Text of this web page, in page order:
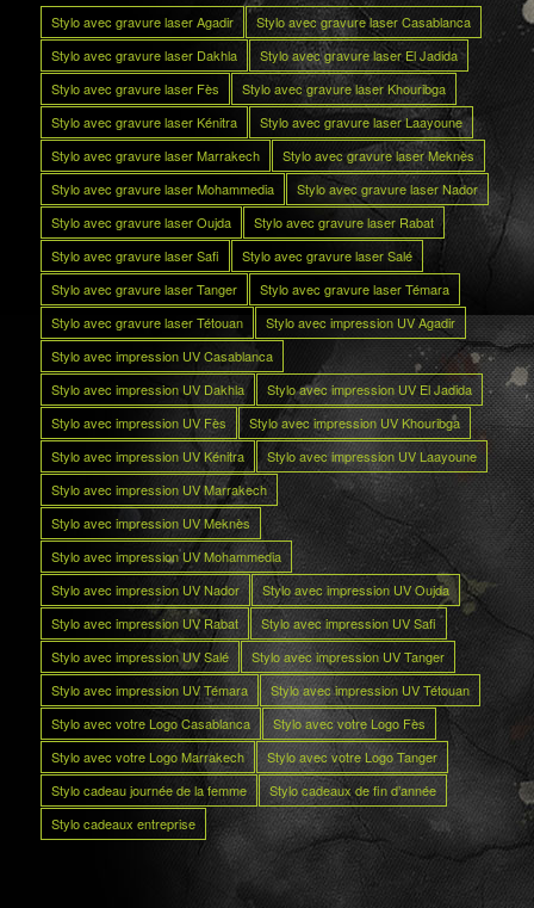
Stylo avec gravure laser Agadir
Stylo avec gravure laser Casablanca
Stylo avec gravure laser Dakhla
Stylo avec gravure laser El Jadida
Stylo avec gravure laser Fès
Stylo avec gravure laser Khouribga
Stylo avec gravure laser Kénitra
Stylo avec gravure laser Laayoune
Stylo avec gravure laser Marrakech
Stylo avec gravure laser Meknès
Stylo avec gravure laser Mohammedia
Stylo avec gravure laser Nador
Stylo avec gravure laser Oujda
Stylo avec gravure laser Rabat
Stylo avec gravure laser Safi
Stylo avec gravure laser Salé
Stylo avec gravure laser Tanger
Stylo avec gravure laser Témara
Stylo avec gravure laser Tétouan
Stylo avec impression UV Agadir
Stylo avec impression UV Casablanca
Stylo avec impression UV Dakhla
Stylo avec impression UV El Jadida
Stylo avec impression UV Fès
Stylo avec impression UV Khouribga
Stylo avec impression UV Kénitra
Stylo avec impression UV Laayoune
Stylo avec impression UV Marrakech
Stylo avec impression UV Meknès
Stylo avec impression UV Mohammedia
Stylo avec impression UV Nador
Stylo avec impression UV Oujda
Stylo avec impression UV Rabat
Stylo avec impression UV Safi
Stylo avec impression UV Salé
Stylo avec impression UV Tanger
Stylo avec impression UV Témara
Stylo avec impression UV Tétouan
Stylo avec votre Logo Casablanca
Stylo avec votre Logo Fès
Stylo avec votre Logo Marrakech
Stylo avec votre Logo Tanger
Stylo cadeau journée de la femme
Stylo cadeaux de fin d’année
Stylo cadeaux entreprise